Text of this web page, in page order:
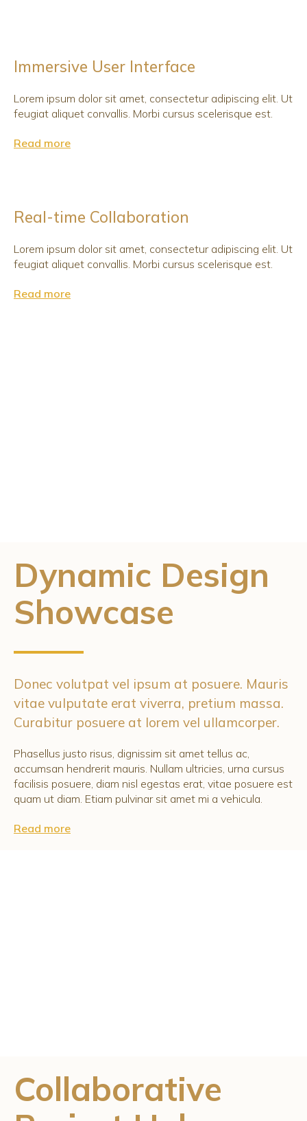
Immersive User Interface
Lorem ipsum dolor sit amet, consectetur adipiscing elit. Ut
feugiat aliquet convallis. Morbi cursus scelerisque est.
Read more
Real-time Collaboration
Lorem ipsum dolor sit amet, consectetur adipiscing elit. Ut
feugiat aliquet convallis. Morbi cursus scelerisque est.
Read more
Dynamic Design
Showcase
Donec volutpat vel ipsum at posuere. Mauris
vitae vulputate erat viverra, pretium massa.
Curabitur posuere at lorem vel ullamcorper.
Phasellus justo risus, dignissim sit amet tellus ac,
accumsan hendrerit mauris. Nullam ultricies, urna cursus
facilisis posuere, diam nisl egestas erat, vitae posuere est
quam ut diam. Etiam pulvinar sit amet mi a vehicula.
Read more
Collaborative